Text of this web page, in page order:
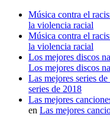
Música contra el
la violencia racial
Música contra el
la violencia racial
Los mejores discos
Los mejores discos
Las mejores series
series de 2018
Las mejores
en Las mejores